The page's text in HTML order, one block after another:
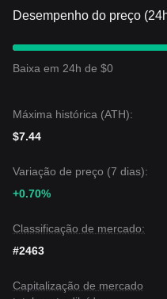
Desempenho do preço
Baixa em 24h de $0
Máxima histórica (ATH):
$7.44
Variação de preço (7 dias):
+0.70%
Classificação de mercado:
#2463
Capitalização de mercado